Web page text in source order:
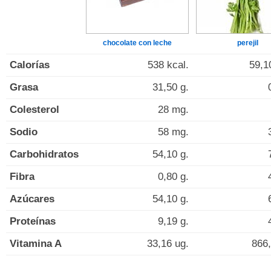
chocolate con leche perejil
Calorías 538 kcal.
Grasa
31,50 g.
Colesterol
28 mg.
Sodio
58 mg.
Carbohidratos
54,10 g.
Fibra
0,80 g.
Azúcares
54,10 g.
Proteínas
9,19 g.
Vitamina A
33,16 ug.